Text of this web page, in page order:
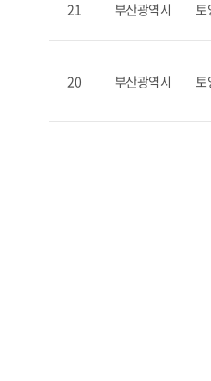
21 부산광역시 토
20 부산광역시 토